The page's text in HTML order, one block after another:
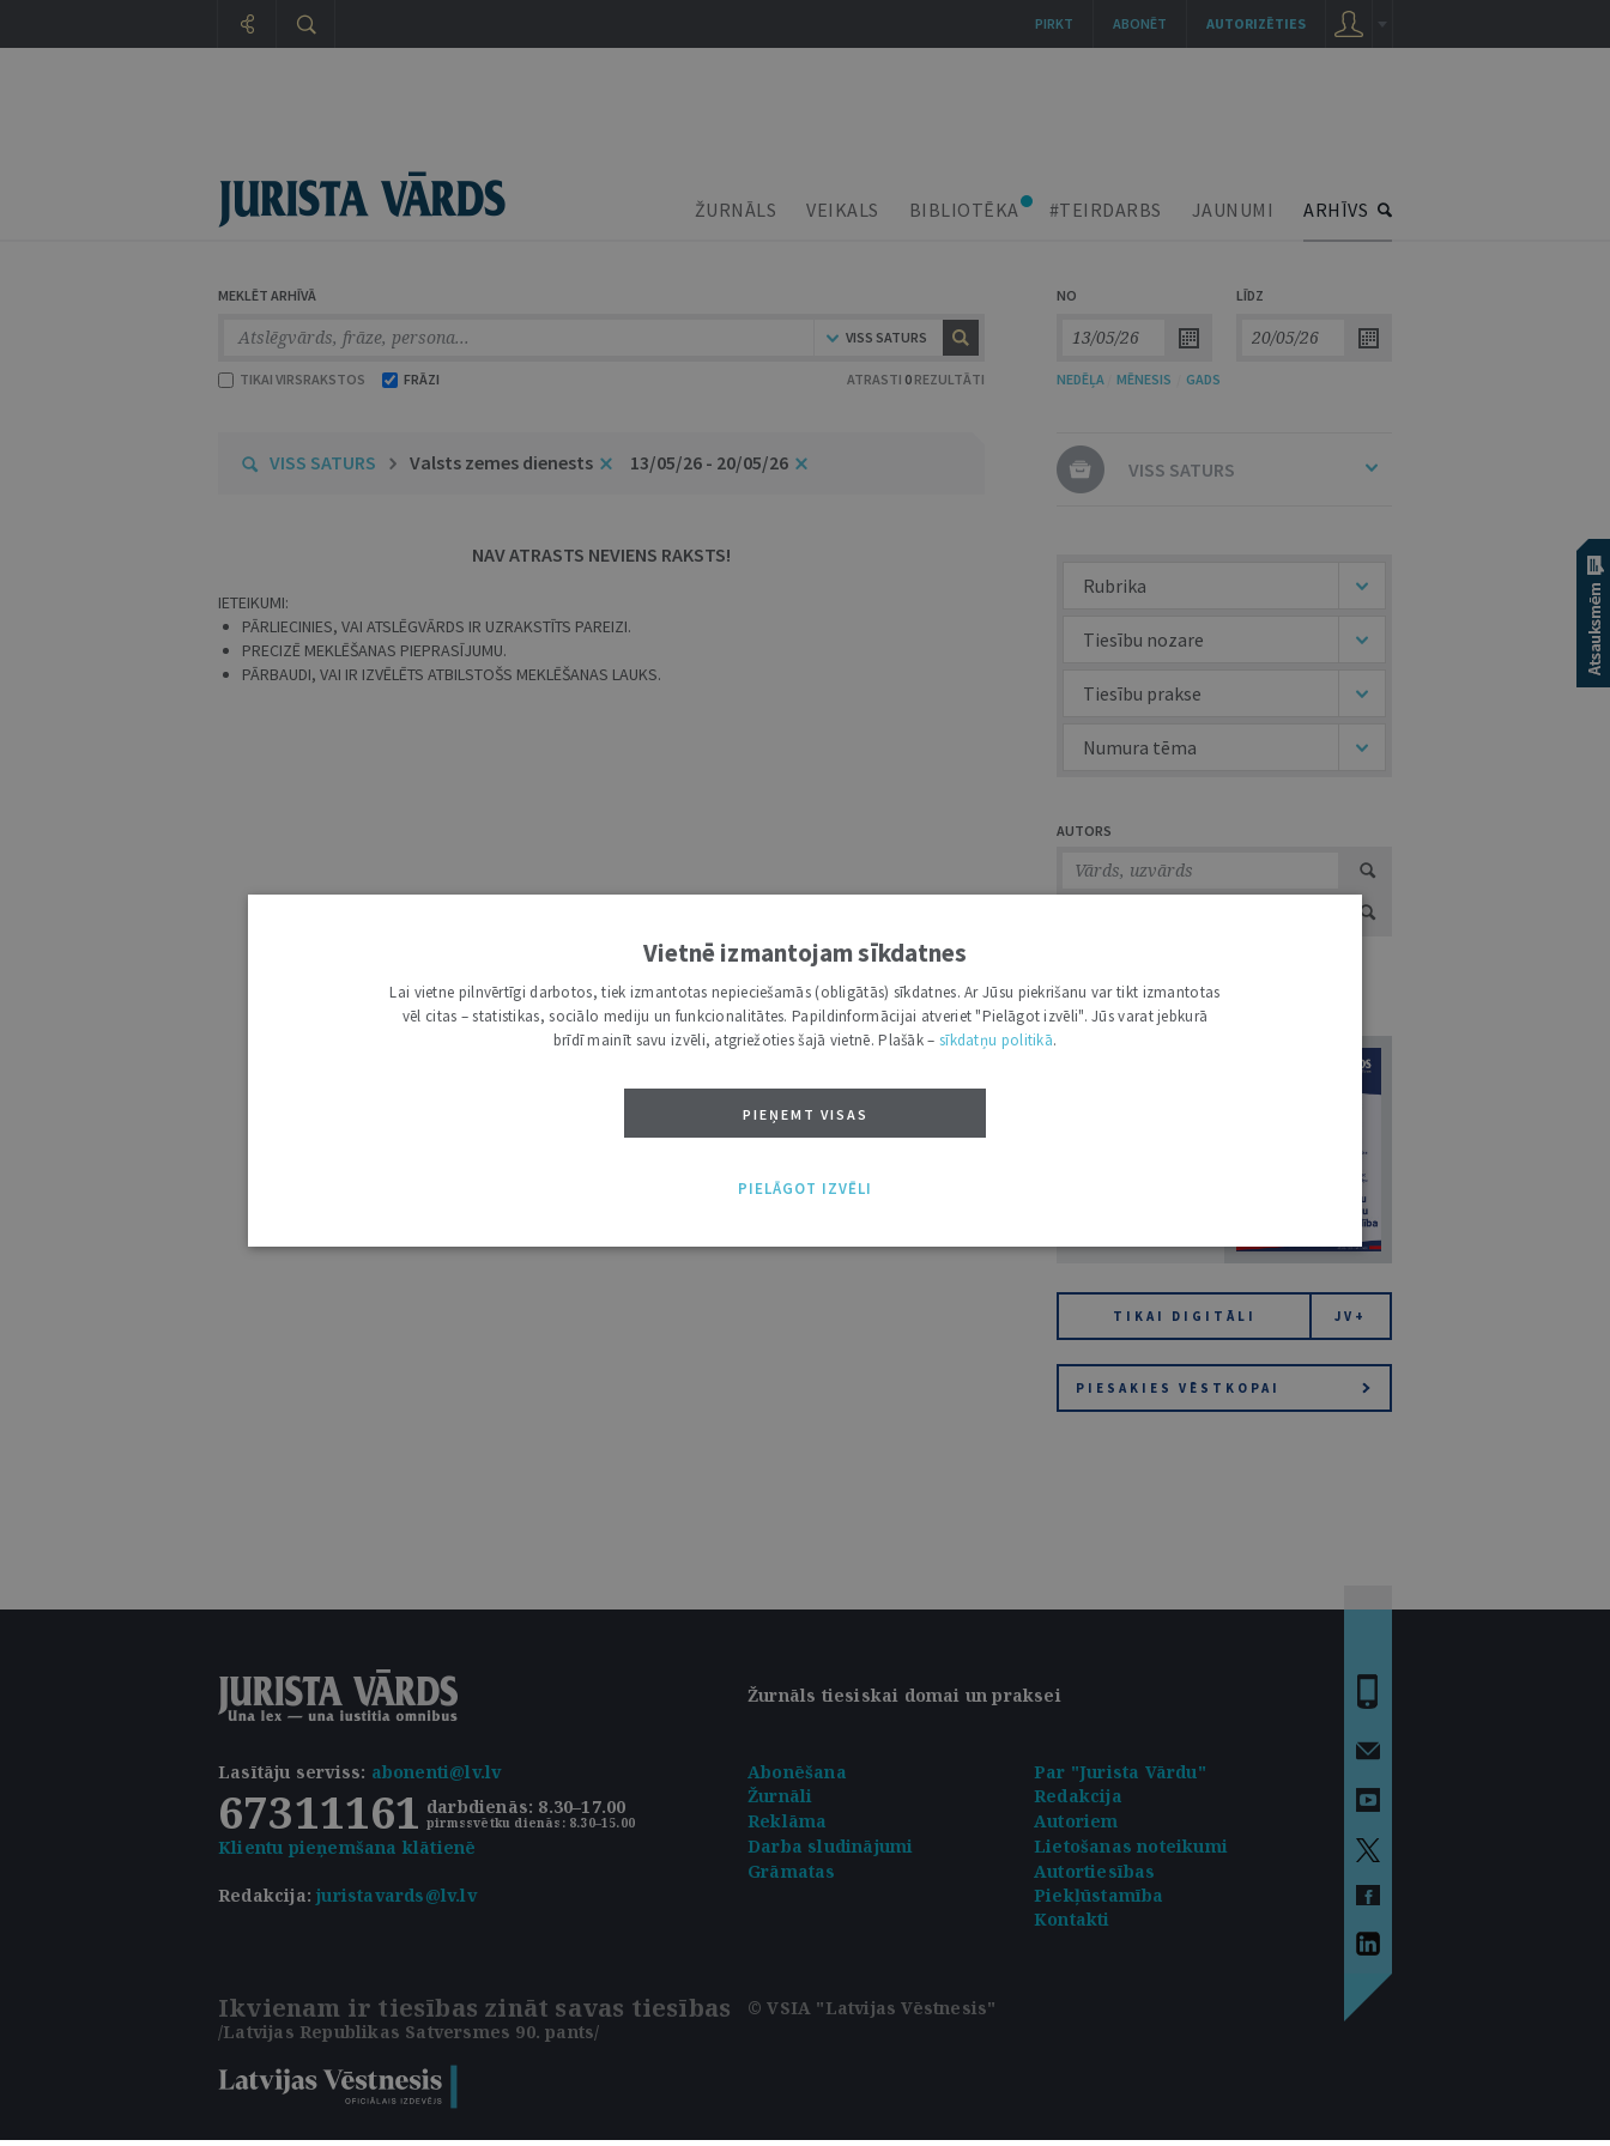
ŽURNĀLS VEIKALS BIBLIOTĒKA #TEIRDARBS JAUNUMI ARHĪVS
MEKLĒT ARHĪVĀ
VISS SATURS
TIKAI VIRSRAKSTOS FRĀZI ATRASTI 0 REZULTĀTI
NO LĪDZ
NEDĒĻA MĒNESIS GADS
VISS SATURS Valsts zemes dienests 13/05/26 - 20/05/26
NAV ATRASTS NEVIENS RAKSTS!
IETEIKUMI:
PĀRLIECINIES, VAI ATSLĒGVĀRDS IR UZRAKSTĪTS PAREIZI.
PRECIZĒ MEKLĒŠANAS PIEPRASĪJUMU.
PĀRBAUDI, VAI IR IZVĒLĒTS ATBILSTOŠS MEKLĒŠANAS LAUKS.
VISS SATURS
Rubrika
Tiesību nozare
Tiesību prakse
Numura tēma
AUTORS
ŽURNĀLU KATALOGS /
TIKAI DIGITĀLI JV+
PIESAKIES VĒSTKOPAI
Žurnāls tiesiskai domai un praksei
Lasītāju serviss: abonenti@lv.lv
67311161 darbdienās: 8.30–17.00
pirmssvētku dienās: 8.30–15.00
Klientu pieņemšana klātienē
Abonēšana
Par "Jurista Vārdu"
Žurnāli
Redakcija
Reklāma
Autoriem
Darba sludinājumi
Lietošanas noteikumi
Redakcija:juristavards@lv.lv
Grāmatas
Autortiesības
Piekļūstamība
Kontakti
Ikvienam ir tiesības zināt savas tiesības
/Latvijas Republikas Satversmes 90. pants/
© VSIA "Latvijas Vēstnesis"
AUTORIZĒTIES
ABONĒT
PIRKT
Vietnē izmantojam sīkdatnes
Lai vietne pilnvērtīgi darbotos, tiek izmantotas nepieciešamās (obligātās) sīkdatnes. Ar Jūsu piekrišanu var tikt izmantotas
vēl citas – statistikas, sociālo mediju un funkcionalitātes. Papildinformācijai atveriet "Pielāgot izvēli". Jūs varat jebkurā
brīdī mainīt savu izvēli, atgriežoties šajā vietnē. Plašāk – sīkdatņu politikā.
PIEŅEMT VISAS
PIELĀGOT IZVĒLI